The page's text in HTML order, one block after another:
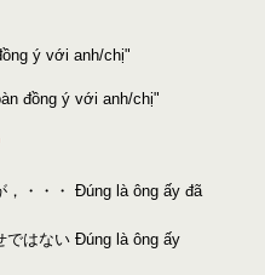
ý với anh/chị"
đồng ý với anh/chị"
，・・・ Đúng là ông ấy đã
ではない Đúng là ông ấy